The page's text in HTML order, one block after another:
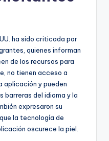
ha sido criticada por
quienes informan
de los recursos para
no tienen acceso a
aplicación y pueden
barreras del idioma y la
expresaron su
la tecnología de
oscurece la piel.